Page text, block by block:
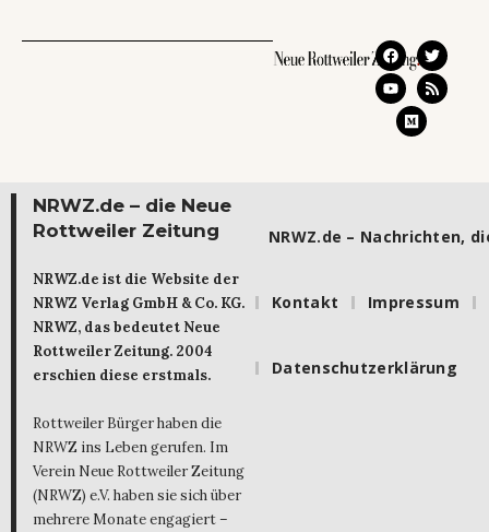
NRWZ.de – die Neue
Rottweiler Zeitung
NRWZ.de ist die Website der
NRWZ Verlag GmbH & Co. KG.
NRWZ, das bedeutet Neue
Rottweiler Zeitung. 2004
erschien diese erstmals.
Rottweiler Bürger haben die
NRWZ ins Leben gerufen. Im
Verein Neue Rottweiler Zeitung
(NRWZ) e.V. haben sie sich über
mehrere Monate engagiert –
NRWZ.de – Nachrichten,
Kontakt Impressum
Datenschutzerklärung